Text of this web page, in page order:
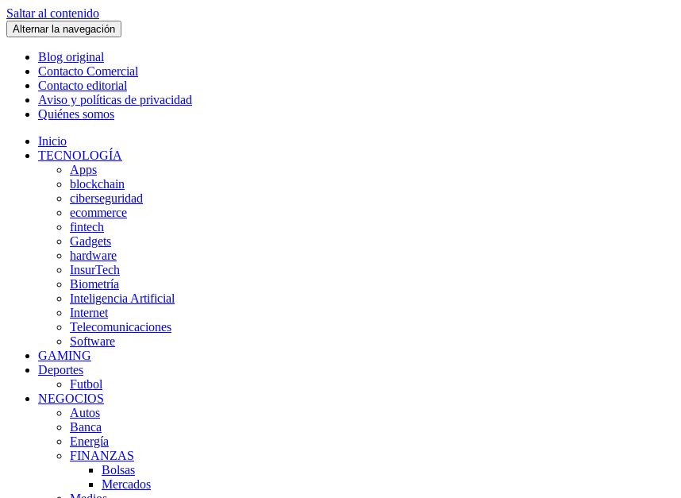
Saltar al contenido
Alternar la navegación
Blog original
Contacto Comercial
Contacto editorial
Aviso y políticas de privacidad
Quiénes somos
Inicio
TECNOLOGÍA
Apps
blockchain
ciberseguridad
ecommerce
fintech
Gadgets
hardware
InsurTech
Biometría
Inteligencia Artificial
Internet
Telecomunicaciones
Software
GAMING
Deportes
Futbol
NEGOCIOS
Autos
Banca
Energía
FINANZAS
Bolsas
Mercados